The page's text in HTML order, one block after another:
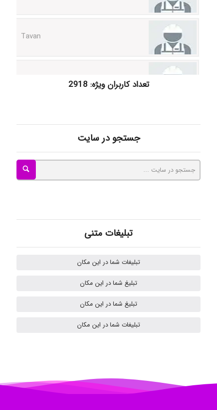
Nazaninkarkon
Omid
Mohammad
تعداد کاربران ویژه: 2918
جستجو در سایت
تبلیغات متنی
تبلیغات شما در این مکان
تبلیغ شما در این مکان
تبلیغ شما در این مکان
تبلیغات شما در این مکان